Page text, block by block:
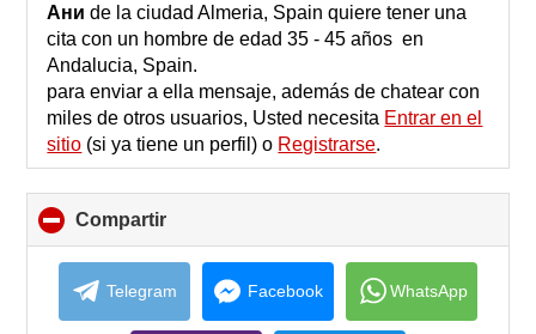
collapse
contents
Ани de la ciudad Almeria, Spain quiere tener una
cita con un hombre de edad 35 - 45 años en
Andalucia, Spain.
para enviar a ella mensaje, además de chatear con
miles de otros usuarios, Usted necesita Entrar en el
sitio (si ya tiene un perfil) o Registrarse.
Compartir
to
collapse
contents
Telegram Facebook WhatsApp